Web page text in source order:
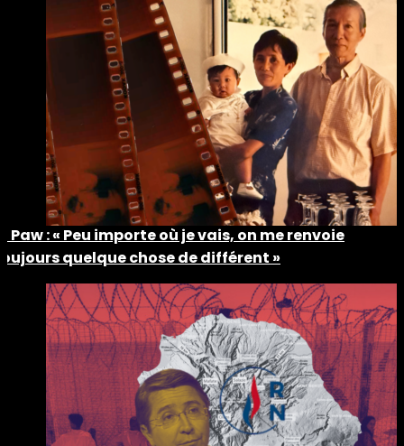
Paw : « Peu importe où je vais, on me renvoie
quelque chose de différent »